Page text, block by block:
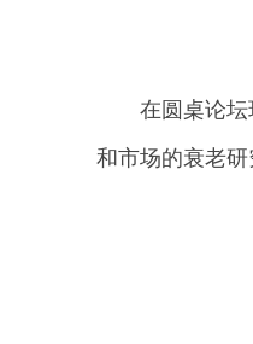
在圆桌论
和市场的衰老研